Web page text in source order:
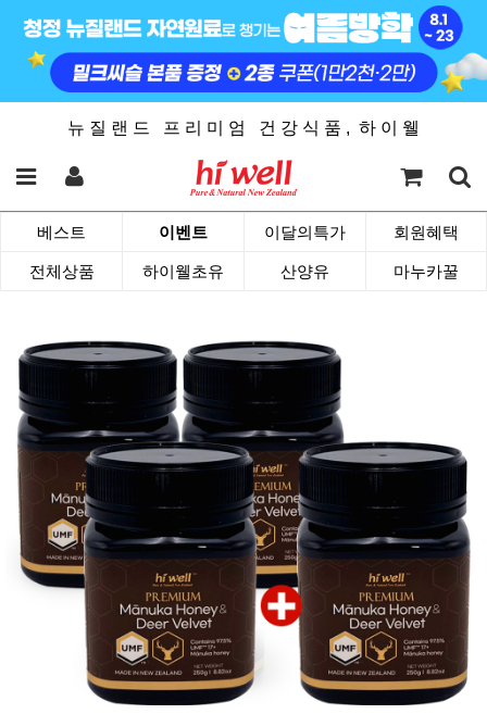
뉴 질 랜 드 프 리 미 엄 건 강 식 품 , 하 이 웰
베스트 이벤트 이달의특가 회원혜택
전체상품 하이웰초유 산양유 마누카꿀